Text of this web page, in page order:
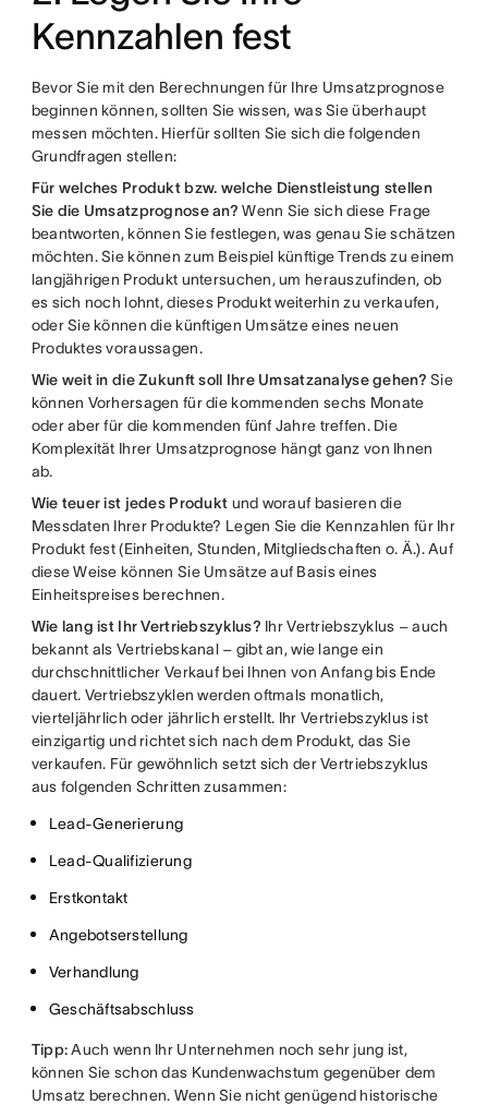
Kennzahlen fest
Bevor Sie mit den Berechnungen für Ihre Umsatzprognose
beginnen können, sollten Sie wissen, was Sie überhaupt
messen möchten. Hierfür sollten Sie sich die folgenden
Grundfragen stellen:
Für welches Produkt bzw. welche Dienstleistung stellen
Sie die Umsatzprognose an? Wenn Sie sich diese Frage
beantworten, können Sie festlegen, was genau Sie schätzen
möchten. Sie können zum Beispiel künftige Trends zu einem
langjährigen Produkt untersuchen, um herauszufinden, ob
es sich noch lohnt, dieses Produkt weiterhin zu verkaufen,
oder Sie können die künftigen Umsätze eines neuen
Produktes voraussagen.
Wie weit in die Zukunft soll Ihre Umsatzanalyse gehen? Sie
können Vorhersagen für die kommenden sechs Monate
oder aber für die kommenden fünf Jahre treffen. Die
Komplexität Ihrer Umsatzprognose hängt ganz von Ihnen
ab.
Wie teuer ist jedes Produkt und worauf basieren die
Messdaten Ihrer Produkte? Legen Sie die Kennzahlen für Ihr
Produkt fest (Einheiten, Stunden, Mitgliedschaften o. Ä.). Auf
diese Weise können Sie Umsätze auf Basis eines
Einheitspreises berechnen.
Wie lang ist Ihr Vertriebszyklus? Ihr Vertriebszyklus – auch
bekannt als Vertriebskanal – gibt an, wie lange ein
durchschnittlicher Verkauf bei Ihnen von Anfang bis Ende
dauert. Vertriebszyklen werden oftmals monatlich,
vierteljährlich oder jährlich erstellt. Ihr Vertriebszyklus ist
einzigartig und richtet sich nach dem Produkt, das Sie
verkaufen. Für gewöhnlich setzt sich der Vertriebszyklus
aus folgenden Schritten zusammen:
Lead-Generierung
Lead-Qualifizierung
Erstkontakt
Angebotserstellung
Verhandlung
Geschäftsabschluss
Tipp:Auch wenn Ihr Unternehmen noch sehr jung ist,
können Sie schon das Kundenwachstum gegenüber dem
Umsatz berechnen. Wenn Sie nicht genügend historische